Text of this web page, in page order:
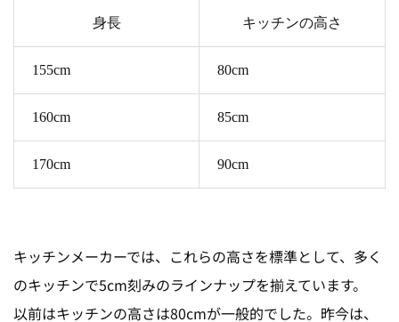
身長 キッチンの高さ
155cm 80cm
160cm 85cm
170cm 90cm
キッチンメーカーでは、これらの高さを標準として、多く
のキッチンで5cm刻みのラインナップを揃えています。
以前はキッチンの高さは80cmが一般的でした。昨今は、